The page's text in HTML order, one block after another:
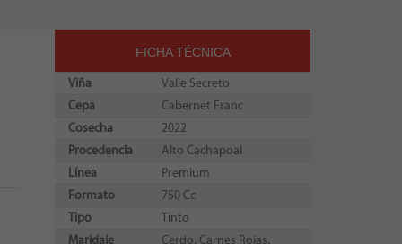
FICHA TÉCNICA
Viña
Valle Secreto
Cepa
Cabernet Franc
Cosecha
2022
Procedencia
Alto Cachapoal
Línea
Premium
Formato
750 Cc
Tipo
Tinto
Maridaje
Cerdo, Carnes Rojas.